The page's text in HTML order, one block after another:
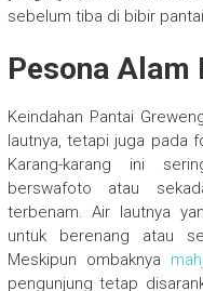
sebelum tiba di bibir
Pesona Alam
Keindahan Pantai
lautnya, tetapi juga pada
Karang-karang ini
berswafoto atau
terbenam. Air lautnya
untuk berenang atau
Meskipun ombaknya
pengunjung tetap